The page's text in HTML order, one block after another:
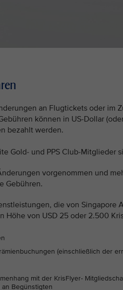
an Flugtickets oder im
können in US-Dollar
bezahlt werden.
Gold- und PPS Club-
vorgenommen und
Gebühren.
die von Singapore
Höhe von USD 25 oder 2.500
(einschließlich der
mit der KrisFlyer-
Begünstigten